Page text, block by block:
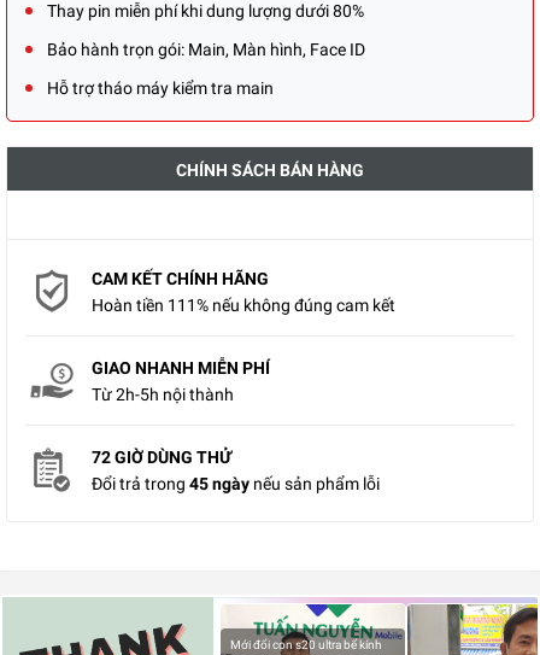
Thay pin miễn phí khi dung lượng dưới 80%
Bảo hành trọn gói: Main, Màn hình, Face ID
Hỗ trợ tháo máy kiểm tra main
CHÍNH SÁCH BÁN HÀNG
CAM KẾT CHÍNH HÃNG
Hoàn tiền 111% nếu không đúng cam kết
GIAO NHANH MIỄN PHÍ
Từ 2h-5h nội thành
72 GIỜ DÙNG THỬ
Đổi trả trong 45 ngày nếu sản phẩm lỗi
Mới đổi con s20 ultra bể kính